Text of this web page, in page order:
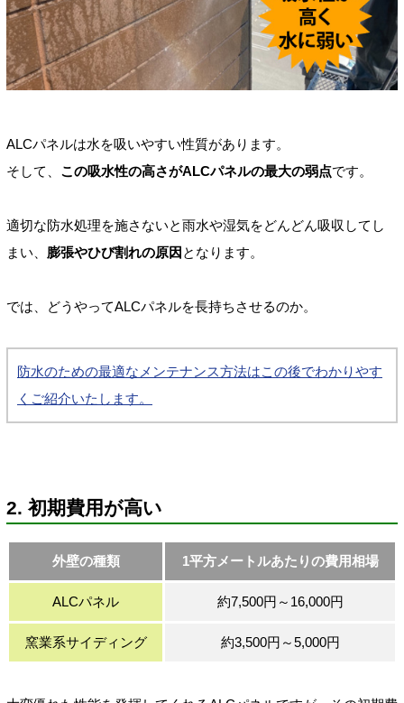
ALCパネルは水を吸いやすい性質があります。
そして、 この吸水性の高さがALCパネルの最大の弱点です。
適切な防水処理を施さないと雨水や湿気をどんどん吸収してし
まい、 膨張やひび割れの原因 となります。
では、どうやってALCパネルを長持ちさせるのか。
防水のための最適なメンテナンス方法はこの後でわかりやす
くご紹介いたします。
2. 初期費用が高い
外壁の種類 1平方メートルあたりの費用相場
ALCパネル 約7,500円～16,000円
窯業系サイディング 約3,500円～5,000円